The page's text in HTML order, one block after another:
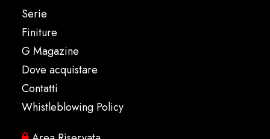
Serie
Finiture
G Magazine
Dove acquistare
Contatti
Whistleblowing Policy